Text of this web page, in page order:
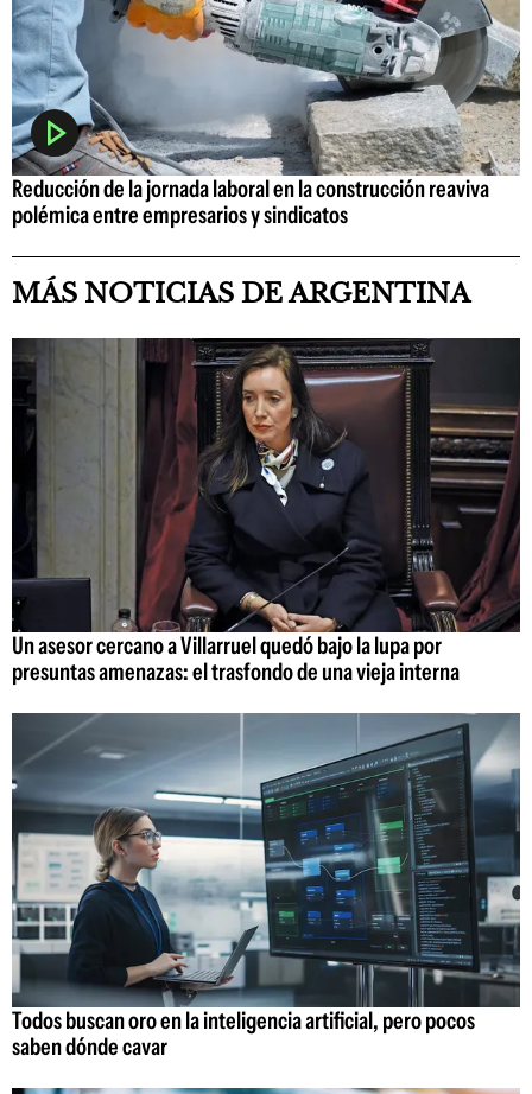
Reducción de la jornada laboral en la construcción reaviva
polémica entre empresarios y sindicatos
MÁS NOTICIAS DE ARGENTINA
Un asesor cercano a Villarruel quedó bajo la lupa por
presuntas amenazas: el trasfondo de una vieja interna
Todos buscan oro en la inteligencia artificial, pero pocos
saben dónde cavar